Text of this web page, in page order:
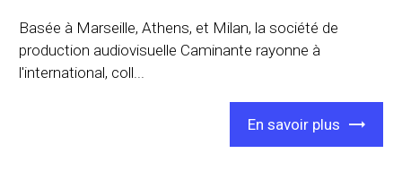
Basée à Marseille, Athens, et Milan, la société de
production audiovisuelle Caminante rayonne à
l'international, coll...
En savoir plus